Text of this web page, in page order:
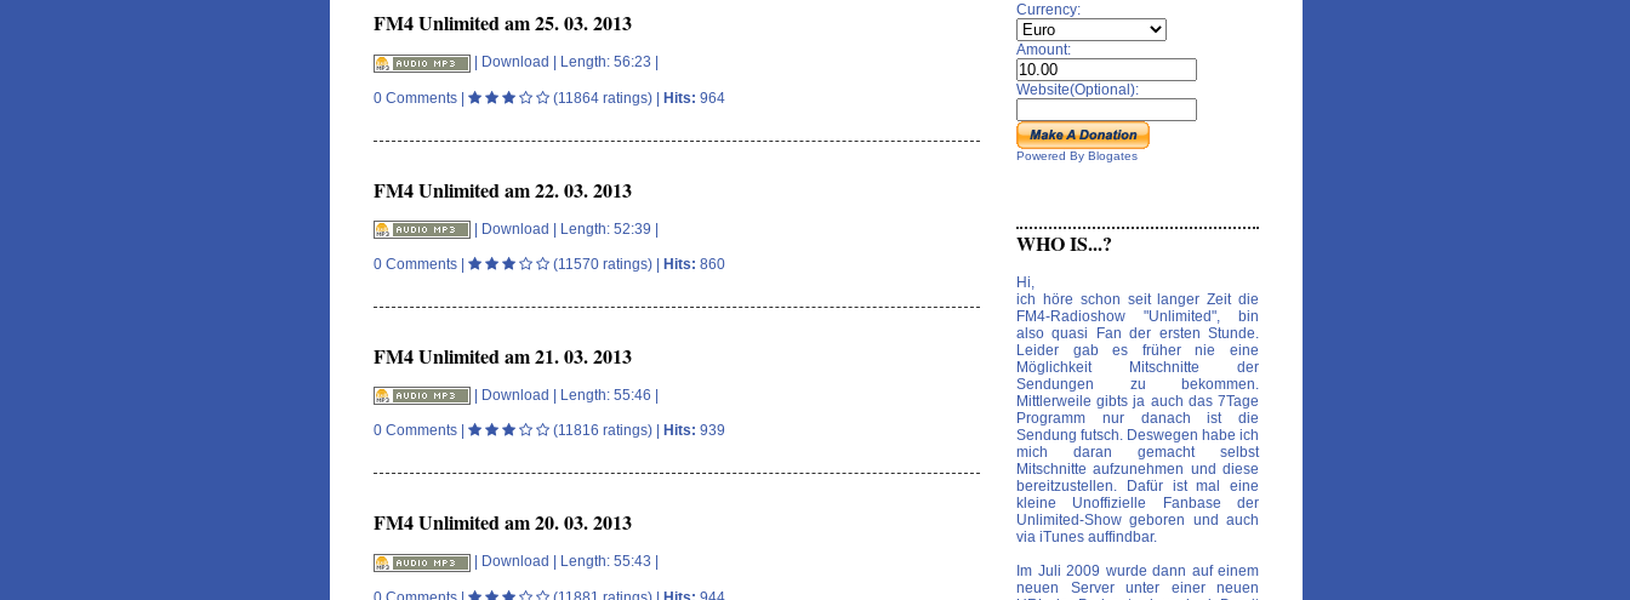
Currency:
Amount:
Website(Optional):
Powered By Blogates
WHO IS...?
Hi,
ich höre schon seit langer Zeit die
FM4-Radioshow "Unlimited", bin
also quasi Fan der ersten Stunde.
Leider gab es früher nie eine
Möglichkeit Mitschnitte der
Sendungen zu bekommen.
Mittlerweile gibts ja auch das 7Tage
Programm nur danach ist die
Sendung futsch. Deswegen habe ich
mich daran gemacht selbst
Mitschnitte aufzunehmen und diese
bereitzustellen. Dafür ist mal eine
kleine Unoffizielle Fanbase der
Unlimited-Show geboren und auch
via iTunes auffindbar.
Im Juli 2009 wurde dann auf einem
neuen Server unter einer neuen
FM4 Unlimited am 25. 03. 2013
Download | Length: 56:23 |
0 Comments | (11864 ratings) | Hits: 964
FM4 Unlimited am 22. 03. 2013
| Download | Length: 52:39 |
0 Comments (11570 ratings) | Hits: 860
FM4 Unlimited am 21. 03. 2013
Download | Length: 55:46 |
0 Comments (11816 ratings) | Hits: 939
FM4 Unlimited am 20. 03. 2013
Download | Length: 55:43 |